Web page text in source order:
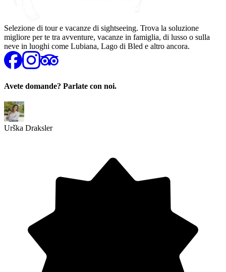
Selezione di tour e vacanze di sightseeing. Trova la soluzione
migliore per te tra avventure, vacanze in famiglia, di lusso o sulla
neve in luoghi come Lubiana, Lago di Bled e altro ancora.
Avete domande? Parlate con noi.
Urška Draksler